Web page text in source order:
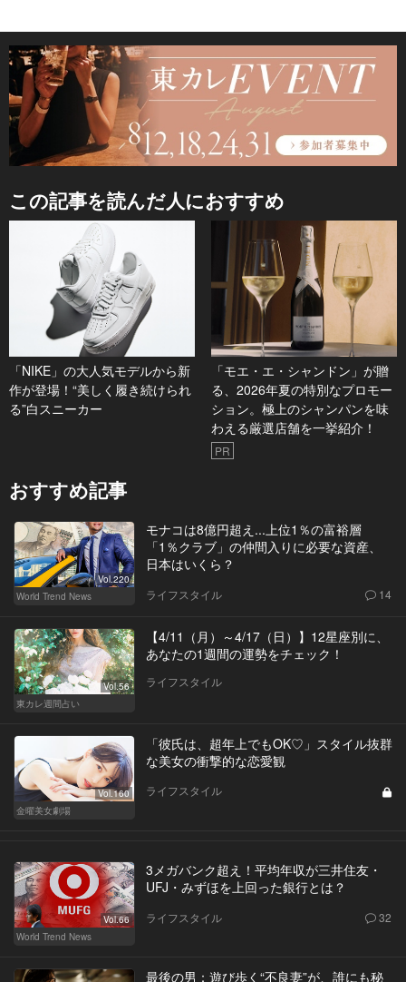
この記事を読んだ人におすすめ
「NIKE」の大人気モデルから新
作が登場！“美しく履き続けられ
る”白スニーカー
「モエ・エ・シャンドン」が贈
る、2026年夏の特別なプロモー
ション。極上のシャンパンを味
わえる厳選店舗を一挙紹介！
PR
おすすめ記事
Vol.220
World Trend News
モナコは8億円超え...上位1％の富裕層
「1％クラブ」の仲間入りに必要な資産、
日本はいくら？
ライフスタイル 14
Vol.56
東カレ週間占い
【4/11（月）～4/17（日）】12星座別に、
あなたの1週間の運勢をチェック！
ライフスタイル
Vol.160
金曜美女劇場
「彼氏は、超年上でもOK♡」スタイル抜群
な美女の衝撃的な恋愛観
ライフスタイル
Vol.66
World Trend News
3メガバンク超え！平均年収が三井住友・
UFJ・みずほを上回った銀行とは？
ライフスタイル 32
最後の男：遊び歩く“不良妻”が、誰にも秘